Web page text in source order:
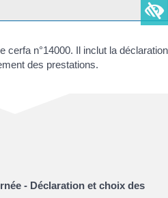
cerfa n°14000. Il inclut la déclaration
des prestations.
- Déclaration et choix des